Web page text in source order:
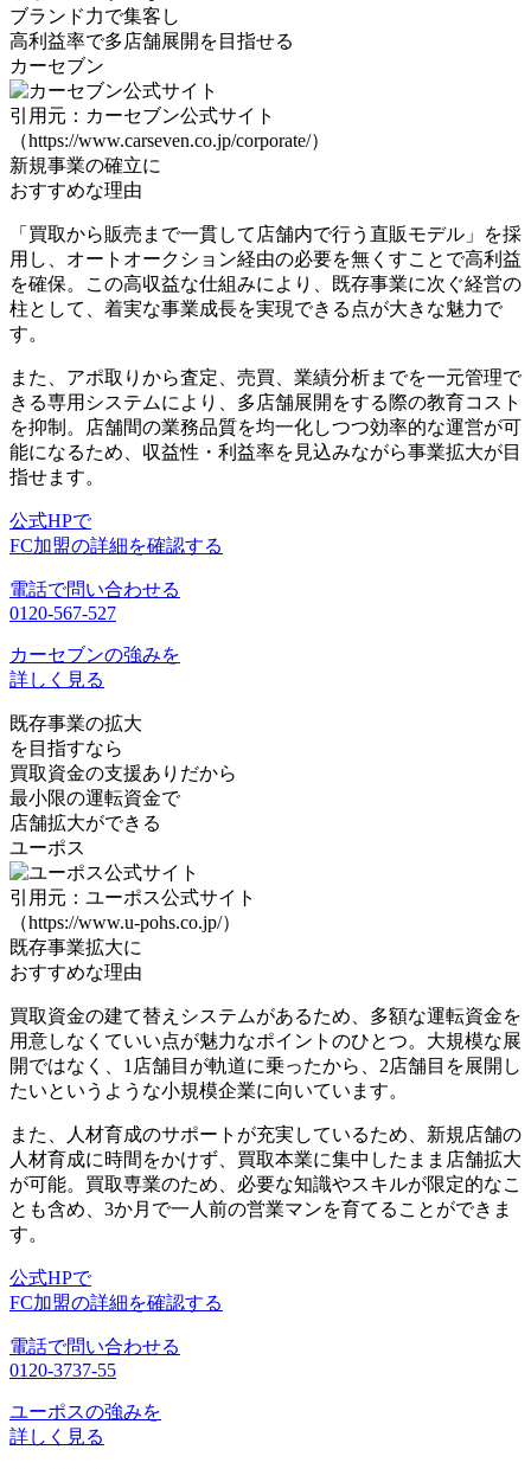
ブランド力で集客し
高利益率で多店舗展開 を目指せる
カーセブン
引用元：カーセブン公式サイト
（https://www.carseven.co.jp/corporate/）
新規事業の確立に
おすすめな理由
「買取から販売まで一貫して店舗内で行う直販モデル」を採
用し、オートオークション経由の必要を無くすことで高利益
を確保。この高収益な仕組みにより、
既存事業に次ぐ経営の
柱として、着実な事業成長を実現できる点が大きな魅力で
す。
また、アポ取りから査定、売買、業績分析までを一元管理で
きる専用システムにより、 多店舗展開をする際の教育コスト
を抑制 。店舗間の業務品質を均一化しつつ効率的な運営が可
能になるため、収益性・利益率を見込みながら事業拡大が目
指せます。
公式HPで
FC加盟の詳細を確認する
電話で問い合わせる
0120-567-527
カーセブンの強みを
詳しく見る
既存事業の拡大
を目指すなら
買取資金の支援ありだから
最小限の運転資金で
店舗拡大ができる
ユーポス
引用元：ユーポス公式サイト
（https://www.u-pohs.co.jp/）
既存事業拡大に
おすすめな理由
買取資金の建て替えシステムがあるため、多額な運転資金を
用意しなくていい点が魅力なポイントのひとつ。大規模な展
開ではなく、1店舗目が軌道に乗ったから、2店舗目を展開し
たいというような小規模企業に向いています。
また、人材育成のサポートが充実しているため、 新規店舗の
人材育成に時間をかけず、買取本業に集中したまま店舗拡大
が可能。買取専業のため、必要な知識やスキルが限定的なこ
とも含め、3か月で一人前の営業マンを育てることができま
す。
公式HPで
FC加盟の詳細を確認する
電話で問い合わせる
0120-3737-55
ユーポスの強みを
詳しく見る